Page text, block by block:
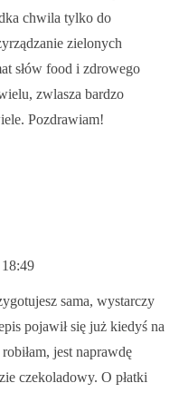
chwila tylko do
zielonych
słów food i zdrowego
zwlasza bardzo
Pozdrawiam!
sama, wystarczy
pojawił się już kiedyś na
jest naprawdę
czekoladowy. O płatki